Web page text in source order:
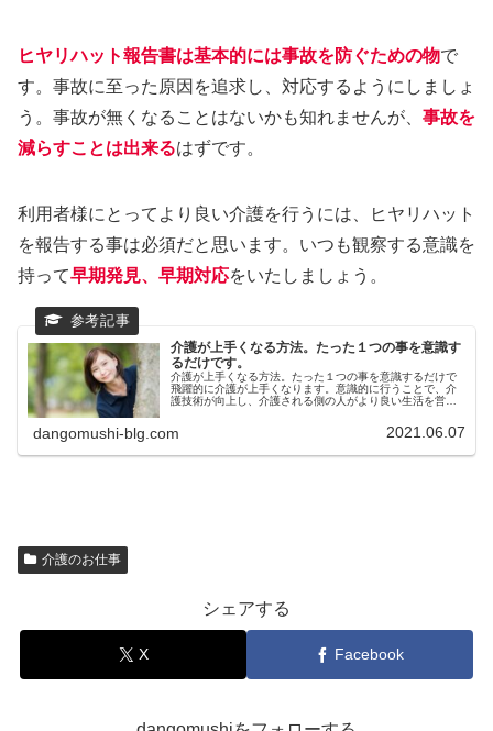
ヒヤリハット報告書は基本的には事故を防ぐための物で
す。事故に至った原因を追求し、対応するようにしましょ
う。事故が無くなることはないかも知れませんが、 事故を
減らすことは出来るはずです。
利用者様にとってより良い介護を行うには、ヒヤリハット
を報告する事は必須だと思います。いつも観察する意識を
持って早期発見、早期対応をいたしましょう。
介護が上手くなる方法。たった１つの事を意識す
るだけです。
介護が上手くなる方法。たった１つの事を意識するだけで
飛躍的に介護が上手くなります。意識的に行うことで、介
護技術が向上し、介護される側の人がより良い生活を営む
dangomushi-blg.com 2021.06.07
介護のお仕事
シェアする
X Facebook